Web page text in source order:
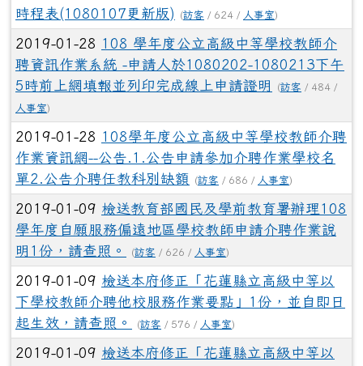
時程表(1080107更新版)
(訪客 / 624 / 人事室)
2019-01-28 108 學年度公立高級中等學校教師介
聘資訊作業系統 -申請人於1080202-1080213下午
5時前上網填報並列印完成線上申請證明
(訪客 / 484 /
人事室)
2019-01-28 108學年度公立高級中等學校教師介聘
作業資訊網--公告.1.公告申請參加介聘作業學校名
單2.公告介聘任教科別缺額
(訪客 / 686 / 人事室)
2019-01-09 檢送教育部國民及學前教育署辦理108
學年度自願服務偏遠地區學校教師申請介聘作業說
明1份，請查照。
(訪客 / 626 / 人事室)
2019-01-09 檢送本府修正「花蓮縣立高級中等以
下學校教師介聘他校服務作業要點」1份，並自即日
起生效，請查照。
(訪客 / 576 / 人事室)
2019-01-09 檢送本府修正「花蓮縣立高級中等以